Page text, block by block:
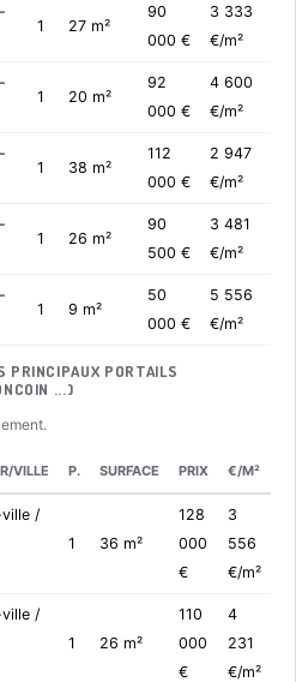
1 27 m²
90
000 €
3 333
€/m²
1 20 m²
92
000 €
4 600
€/m²
1 38 m²
112
000 €
2 947
€/m²
1 26 m²
90
500 €
3 481
€/m²
1 9 m²
50
000 €
5 556
€/m²
PRINCIPAUX PORTAILS
...)
VILLE P. SURFACE PRIX €/M²
/
1 36 m²
128
000
€
3
556
€/m²
/
1 26 m²
110
000
€
4
231
€/m²